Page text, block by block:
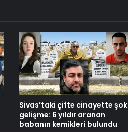
Sivas’taki çifte cinayette şok
gelişme: 6 yıldır aranan
babanın kemikleri bulundu